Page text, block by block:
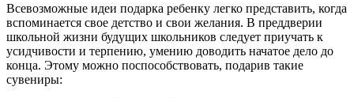
Всевозможные идеи подарка ребенку легко представить, когда
вспоминается свое детство и свои желания. В преддверии
школьной жизни будущих школьников следует приучать к
усидчивости и терпению, умению доводить начатое дело до
конца. Этому можно поспособствовать, подарив такие
сувениры: